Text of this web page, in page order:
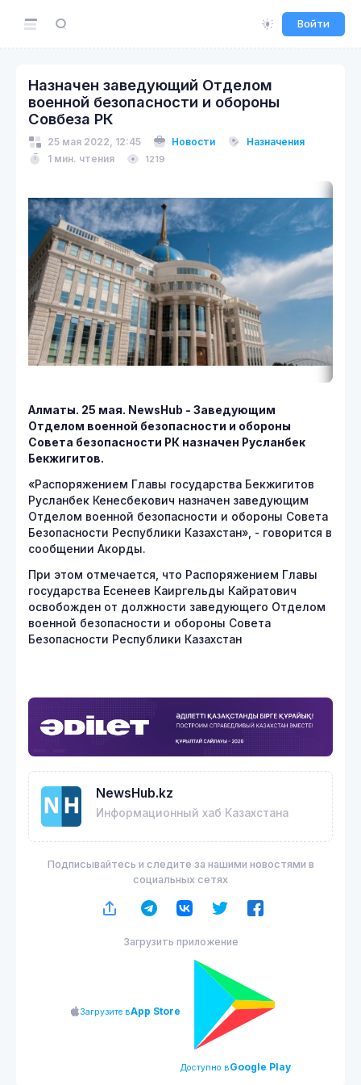
Войти
Назначен заведующий Отделом
военной безопасности и обороны
Совбеза РК
25 мая 2022, 12:45 Новости
Назначения
1 мин. чтения
1219
Алматы. 25 мая. NewsHub - Заведующим
Отделом военной безопасности и обороны
Совета безопасности РК назначен Русланбек
Бекжигитов.
«Распоряжением Главы государства Бекжигитов
Русланбек Кенесбекович назначен заведующим
Отделом военной безопасности и обороны Совета
Безопасности Республики Казахстан», - говорится в
сообщении Акорды.
При этом отмечается, что Распоряжением Главы
государства Есенеев Каиргельды Кайратович
освобожден от должности заведующего Отделом
военной безопасности и обороны Совета
Безопасности Республики Казахстан
NewsHub.kz
Информационный хаб Казахстана
Подписывайтесь и следите за нашими новостями в
социальных сетях
Загрузить приложение
Загрузите вApp Store
Доступно вGoogle Play